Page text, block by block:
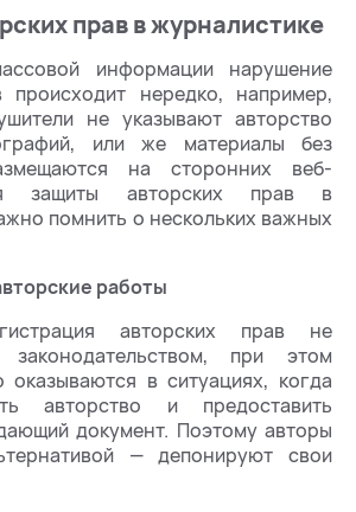
прав в журналистике
информации нарушение
происходит нередко, например,
не указывают авторство
или же материалы без
на сторонних веб-
защиты авторских прав в
помнить о нескольких важных
работы
авторских прав не
законодательством, при этом
оказываются в ситуациях, когда
авторство и предоставить
документ. Поэтому авторы
— депонируют свои